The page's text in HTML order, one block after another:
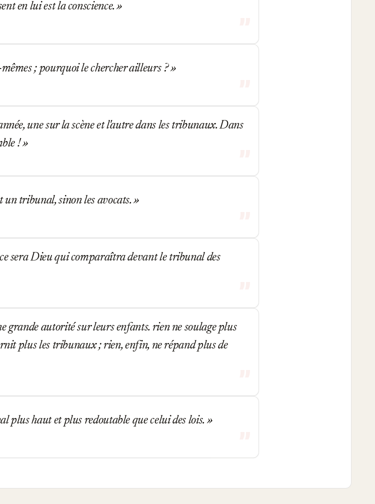
en lui est la conscience.
; pourquoi le chercher ailleurs ?
une sur la scène et l'autre dans les tribunaux. Dans
!
un tribunal, sinon les avocats.
sera Dieu qui comparaîtra devant le tribunal des
grande autorité sur leurs enfants. rien ne soulage plus
plus les tribunaux ; rien, enfin, ne répand plus de
plus haut et plus redoutable que celui des lois.